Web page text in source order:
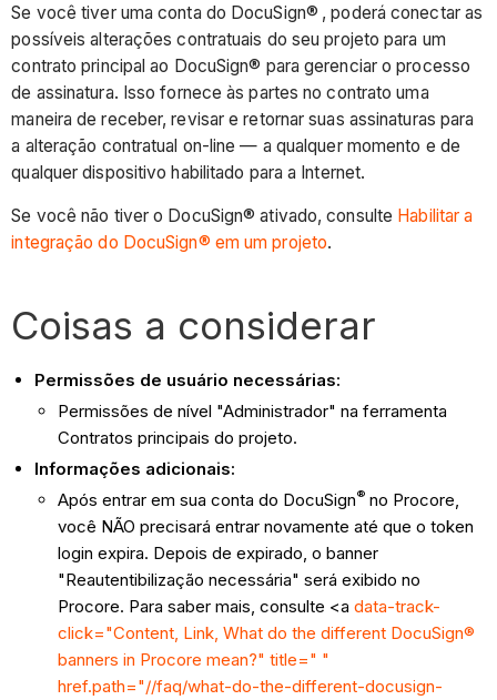
Se você tiver uma conta do DocuSign® , poderá conectar as
possíveis alterações contratuais do seu projeto para um
contrato principal ao DocuSign® para gerenciar o processo
de assinatura. Isso fornece às partes no contrato uma
maneira de receber, revisar e retornar suas assinaturas para
a alteração contratual on-line — a qualquer momento e de
qualquer dispositivo habilitado para a Internet.
Se você não tiver o DocuSign® ativado, consulte Habilitar a
integração do DocuSign® em um projeto.
Coisas a considerar
Permissões de usuário necessárias:
Permissões de nível "Administrador" na ferramenta
Contratos principais do projeto.
Informações adicionais:
Após entrar em sua conta do DocuSign®no Procore,
você NÃO precisará entrar novamente até que o token
login expira. Depois de expirado, o banner
"Reautentibilização necessária" será exibido no
Procore. Para saber mais, consulte <adata-track-
click="Content, Link, What do the different DocuSign®
banners in Procore mean?" title=" "
href.path="//faq/what-do-the-different-docusign-